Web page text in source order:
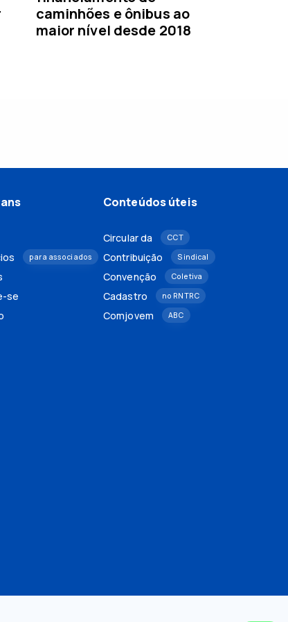
caminhões e ônibus ao
maior nível desde 2018
para associados
se
Conteúdos úteis
Circular da CCT
Contribuição Sindical
Convenção Coletiva
Cadastro no RNTRC
Comjovem ABC